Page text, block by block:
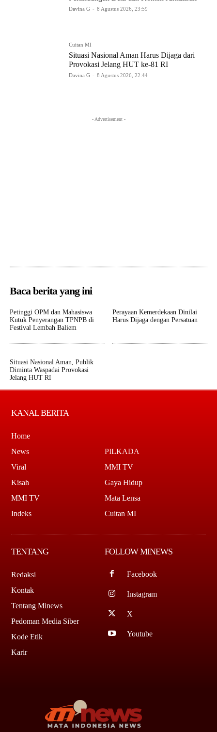
Davina G - 8 Agustus 2026, 23:59
Cuitan MI
Situasi Nasional Aman Harus Dijaga dari
Provokasi Jelang HUT ke-81 RI
Davina G - 8 Agustus 2026, 22:44
- Advertisement -
Baca berita yang ini
Petinggi OPM dan Mahasiswa
Kutuk Penyerangan TPNPB di
Festival Lembah Baliem
Perayaan Kemerdekaan Dinilai
Harus Dijaga dengan Persatuan
Situasi Nasional Aman, Publik
Diminta Waspadai Provokasi
Jelang HUT RI
KANAL BERITA
Home
News
Viral
Kisah
MMI TV
Indeks
PILKADA
MMI TV
Gaya Hidup
Mata Lensa
Cuitan MI
TENTANG
Redaksi
Kontak
Tentang Minews
Pedoman Media Siber
Kode Etik
Karir
FOLLOW MINEWS
Facebook
Instagram
X
Youtube